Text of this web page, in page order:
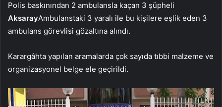
Polis baskınından 2 ambulansla kaçan 3 şüpheli
AksarayAmbulanstaki 3 yaralı ile bu kişilere eşlik eden 3
ambulans görevlisi gözaltına alındı.
Karargâhta yapılan aramalarda çok sayıda tıbbi malzeme ve
organizasyonel belge ele geçirildi.